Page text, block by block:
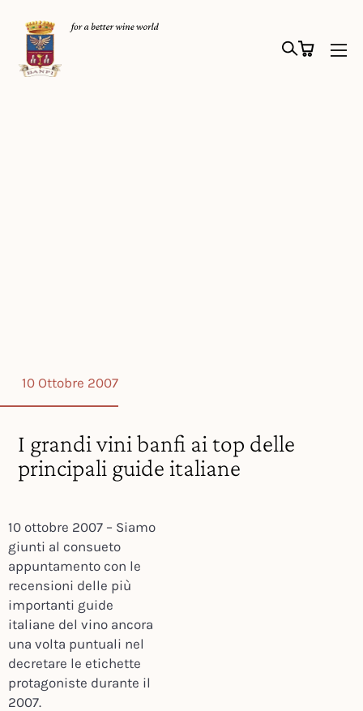
10 Ottobre 2007
I grandi vini banfi ai top delle
principali guide italiane
10 ottobre 2007 – Siamo
giunti al consueto
appuntamento con le
recensioni delle più
importanti guide
italiane del vino ancora
una volta puntuali nel
decretare le etichette
protagoniste durante il
2007.